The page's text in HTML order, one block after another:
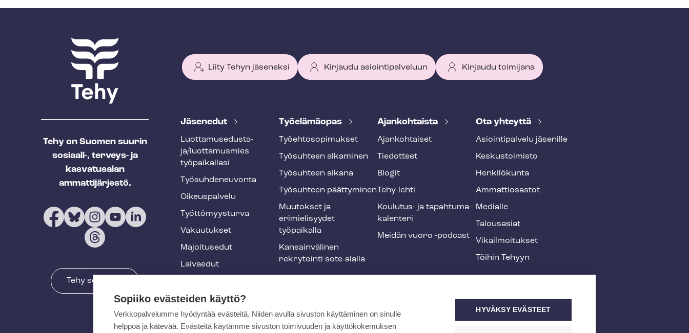
Tehy on Suomen suurin
sosiaali-, terveys- ja
kasvatusalan
ammattijärjestö.
Tehy somessa
Liity Tehyn jäseneksi Kirjaudu asiointipalveluun Kirjaudu toimijana
T
h
y
f
o
o
t
e
r
Jäsenedut
Luot­ta­muse­dus­ta­
ja/luottamusmies
työpaikallasi
Työ­suh­de­neu­von­ta
Oikeuspalvelu
Työt­tö­myys­tur­va
Vakuutukset
Majoitusedut
Laivaedut
Muut edut
Koulutukset ja
tapahtumat
Työelämäopas
Työ­eh­to­so­pi­muk­set
Työsuhteen alkaminen
Työsuhteen aikana
Työsuhteen päättyminen
Muutokset ja
erimielisyydet
työpaikalla
Kansainvälinen
rekrytointi sote-alalla
Ajankohtaista
Ajankohtaiset
Tiedotteet
Blogit
Tehy-lehti
Koulutus- ja ta­pah­tu­ma­
ka­len­te­ri
Meidän vuoro -podcast
Ota yhteyttä
Asioin­ti­pal­ve­lu jäsenille
Keskustoimisto
Henkilökunta
Ammattiosastot
Medialle
Talousasiat
Vi­kail­moi­tuk­set
Töihin Tehyyn
Sopiiko evästeiden käyttö?
Verkkopalvelumme hyödyntää evästeitä. Niiden avulla sivuston käyttäminen on sinulle
helppoa ja kätevää. Evästeitä käytämme sivuston toimivuuden ja käyttökokemuksen
HYVÄKSY EVÄSTEET